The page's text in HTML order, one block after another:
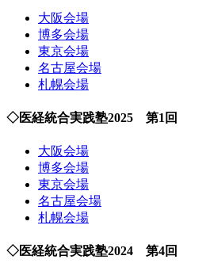
大阪会場
博多会場
東京会場
名古屋会場
札幌会場
◇医経統合実践塾2025 第1回
大阪会場
博多会場
東京会場
名古屋会場
札幌会場
◇医経統合実践塾2024 第4回